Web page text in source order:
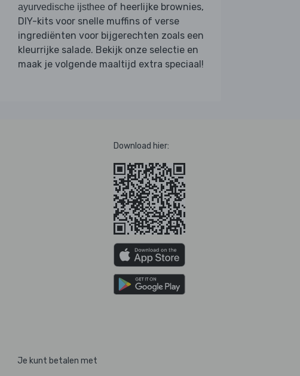
ayurvedische ijsthee of heerlijke brownies,
DIY-kits voor snelle muffins of verse
ingrediënten voor bijgerechten zoals een
kleurrijke salade. Bekijk onze selectie en
maak je volgende maaltijd extra speciaal!
Download hier:
Je kunt betalen met